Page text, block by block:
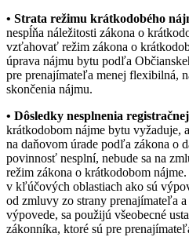
• Strata režimu krátkodobého
nespĺňa náležitosti zákona o
vzťahovať režim zákona o
úprava nájmu bytu podľa
pre prenajímateľa menej flexibilná,
skončenia nájmu.
• Dôsledky nesplnenia
krátkodobom nájme bytu vyžaduje,
na daňovom úrade podľa zákona o
povinnosť nesplní, nebude sa na
režim zákona o krátkodobom
v kľúčových oblastiach ako sú
od zmluvy zo strany prenajímateľa
výpovede, sa použijú všeobecné
zákonníka, ktoré sú pre